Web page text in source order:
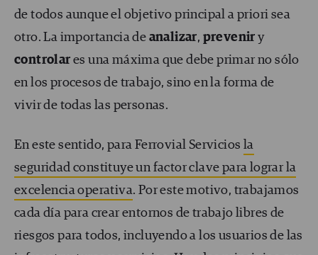
de todos aunque el objetivo principal a priori sea
otro. La importancia de analizar, prevenir y
controlar es una máxima que debe primar no sólo
en los procesos de trabajo, sino en la forma de
vivir de todas las personas.
En este sentido, para Ferrovial Servicios la
seguridad constituye un factor clave para lograr la
excelencia operativa. Por este motivo, trabajamos
cada día para crear entornos de trabajo libres de
riesgos para todos, incluyendo a los usuarios de las